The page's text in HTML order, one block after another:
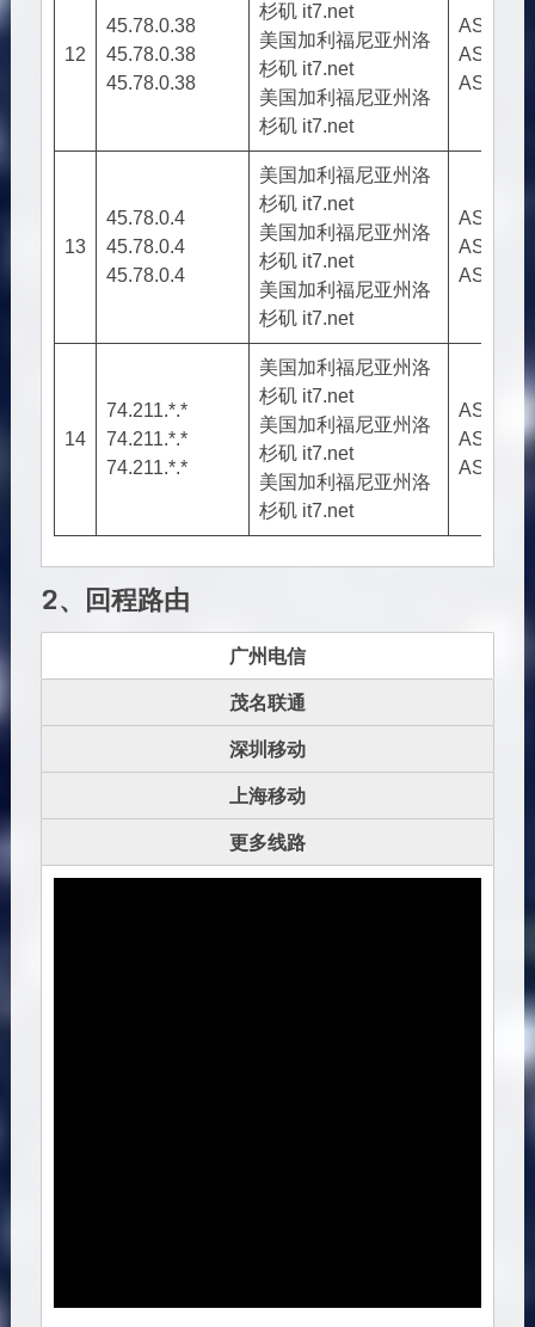
12
45.78.0.38
45.78.0.38
45.78.0.38
杉矶 it7.net
美国加利福尼亚州洛
杉矶 it7.net
美国加利福尼亚州洛
杉矶 it7.net
13
45.78.0.4
45.78.0.4
45.78.0.4
美国加利福尼亚州洛
杉矶 it7.net
美国加利福尼亚州洛
杉矶 it7.net
美国加利福尼亚州洛
杉矶 it7.net
14
74.211.*.*
74.211.*.*
74.211.*.*
美国加利福尼亚州洛
杉矶 it7.net
美国加利福尼亚州洛
杉矶 it7.net
美国加利福尼亚州洛
杉矶 it7.net
2、回程路由
广州电信
茂名联通
深圳移动
上海移动
更多线路